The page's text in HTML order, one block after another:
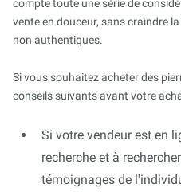
compte toute une série de
vente en douceur, sans craindre
non authentiques.
Si vous souhaitez acheter des
conseils suivants avant votre
Si votre vendeur est en
recherche et à
témoignages de